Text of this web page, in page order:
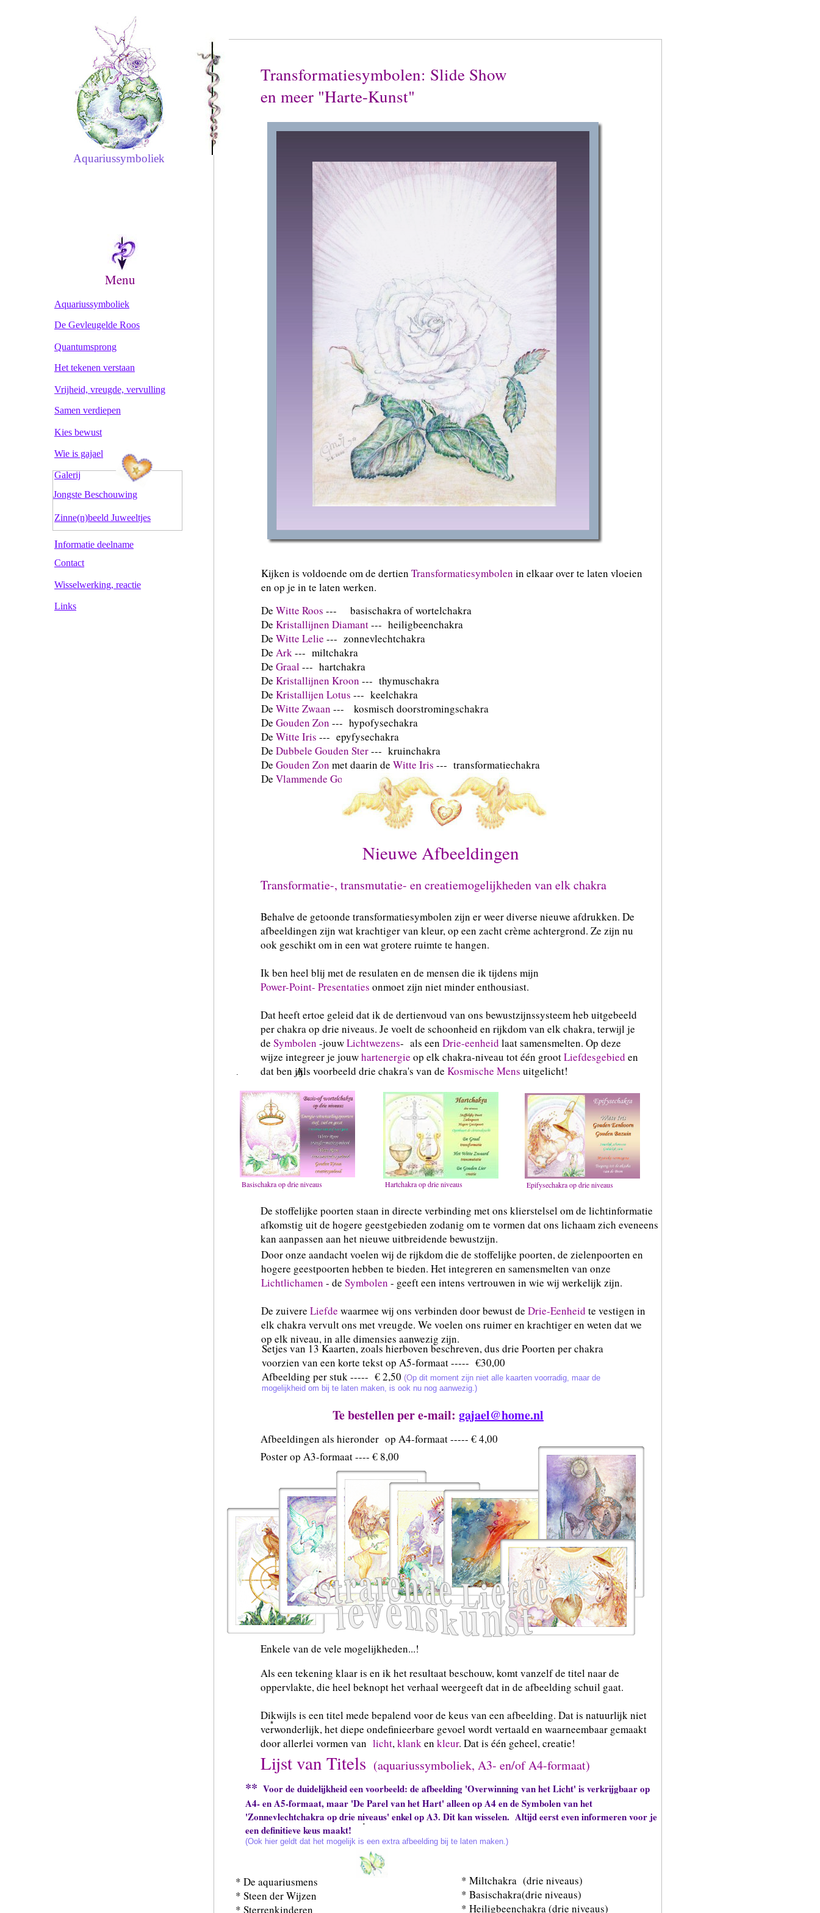
Aquariussymboliek
Menu
Aquariussymboliek
De Gevleugelde Roos
Vrijheid, vreugde, vervulling
Het tekenen verstaan
Quantumsprong
Samen verdiepen
Kies bewust
Wie is gajael
Wisselwerking, reactie
Links
Galerij
Jongste Beschouwing
Zinne(n)beeld Juweeltjes
Contact
Informatie deelname
Transformatiesymbolen: Slide Show
en meer "Harte-Kunst"
Kijken is voldoende om de dertien Transformatiesymbolen in elkaar over te laten vloeien
en op je in te laten werken.
De Witte Roos --- basischakra of wortelchakra
De Kristallijnen Diamant--- heiligbeenchakra
De Witte Lelie --- zonnevlechtchakra
De Ark--- miltchakra
De Graal--- hartchakra
De Kristallijnen Kroon --- thymuschakra
De Kristallijen Lotus --- keelchakra
De Witte Zwaan --- kosmisch doorstromingschakra
De Gouden Zon --- hypofysechakra
De Witte Iris --- epyfysechakra
De Dubbele Gouden Ster--- kruinchakra
De Gouden Zon met daarin de Witte Iris --- transformatiechakra
De Vlammende Gouden Zon--- transmutatiechakra
.
Basischakra op drie niveaus Hartchakra op drie niveaus Epifysechakra op drie niveaus
Door onze aandacht voelen wij de rijkdom die de stoffelijke poorten, de zielenpoorten en
hogere geestpoorten hebben te bieden. Het integreren en samensmelten van onze
Lichtlichamen - de Symbolen - geeft een intens vertrouwen in wie wij werkelijk zijn.
De zuivere Liefde waarmee wij ons verbinden door bewust de Drie-Eenheid te vestigen in
elk chakra vervult ons met vreugde. We voelen ons ruimer en krachtiger en weten dat we
op elk niveau, in alle dimensies aanwezig zijn.
Als voorbeeld drie chakra's van de Kosmische Mens uitgelicht!
Behalve de getoonde transformatiesymbolen zijn er weer diverse nieuwe afdrukken. De
afbeeldingen zijn wat krachtiger van kleur, op een zacht crème achtergrond. Ze zijn nu
ook geschikt om in een wat grotere ruimte te hangen.
Ik ben heel blij met de resulaten en de mensen die ik tijdens mijn
Power-Point- Presentaties onmoet zijn niet minder enthousiast.
Dat heeft ertoe geleid dat ik de dertienvoud van ons bewustzijnssysteem heb uitgebeeld
per chakra op drie niveaus. Je voelt de schoonheid en rijkdom van elk chakra, terwijl je
de Symbolen -jouwLichtwezens- als een Drie-eenheid laat samensmelten. Op deze
wijze integreer je jouwhartenergie op elk chakra-niveau tot één grootLiefdesgebied en
dat ben jij.
Transformatie-, transmutatie- en creatiemogelijkheden van elk chakra
Setjes van 13 Kaarten, zoals hierboven beschreven, dus drie Poorten per chakra
voorzien van een korte tekst op A5-formaat ----- €30,00
Afbeelding per stuk ----- € 2,50 (Op dit moment zijn niet alle kaarten voorradig, maar de
mogelijkheid om bij te laten maken, is ook nu nog aanwezig.)
Afbeeldingen als hieronder op A4-formaat ----- € 4,00
De stoffelijke poorten staan in directe verbinding met ons klierstelsel om de lichtinformatie
afkomstig uit de hogere geestgebieden zodanig om te vormen dat ons lichaam zich eveneens
kan aanpassen aan het nieuwe uitbreidende bewustzijn.
Poster op A3-formaat ---- € 8,00
Enkele van de vele mogelijkheden...!
Als een tekening klaar is en ik het resultaat beschouw, komt vanzelf de titel naar de
oppervlakte, die heel beknopt het verhaal weergeeft dat in de afbeelding schuil gaat.
Dikwijls is een titel mede bepalend voor de keus van een afbeelding. Dat is natuurlijk niet
verwonderlijk, het diepe ondefinieerbare gevoel wordt vertaald en waarneembaar gemaakt
door allerlei vormen van licht,klanken kleur. Dat is één geheel, creatie!
Nieuwe Afbeeldingen
Lijst van Titels (aquariussymboliek, A3- en/of A4-formaat)
* De aquariusmens
* Steen der Wijzen
* Sterrenkinderen
* Miltchakra (drie niveaus)
* Basischakra(drie niveaus)
* Heiligbeenchakra (drie niveaus)
** Voor de duidelijkheid een voorbeeld: de afbeelding 'Overwinning van het Licht' is verkrijgbaar op
A4- en A5-formaat, maar 'De Parel van het Hart' alleen op A4 en de Symbolen van het
'Zonnevlechtchakra op drie niveaus' enkel op A3. Dit kan wisselen. Altijd eerst even informeren voor je
een definitieve keus maakt!
(Ook hier geldt dat het mogelijk is een extra afbeelding bij te laten maken.)
*
Te bestellen per e-mail: gajael@home.nl